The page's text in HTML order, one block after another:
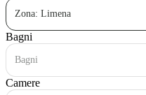
Zona: Limena
Bagni
Bagni
Camere